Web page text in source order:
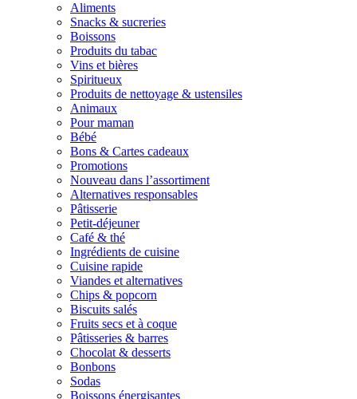
Aliments
Snacks & sucreries
Boissons
Produits du tabac
Vins et bières
Spiritueux
Produits de nettoyage & ustensiles
Animaux
Pour maman
Bébé
Bons & Cartes cadeaux
Promotions
Nouveau dans l’assortiment
Alternatives responsables
Pâtisserie
Petit-déjeuner
Café & thé
Ingrédients de cuisine
Cuisine rapide
Viandes et alternatives
Chips & popcorn
Biscuits salés
Fruits secs et à coque
Pâtisseries & barres
Chocolat & desserts
Bonbons
Sodas
Boissons énergisantes